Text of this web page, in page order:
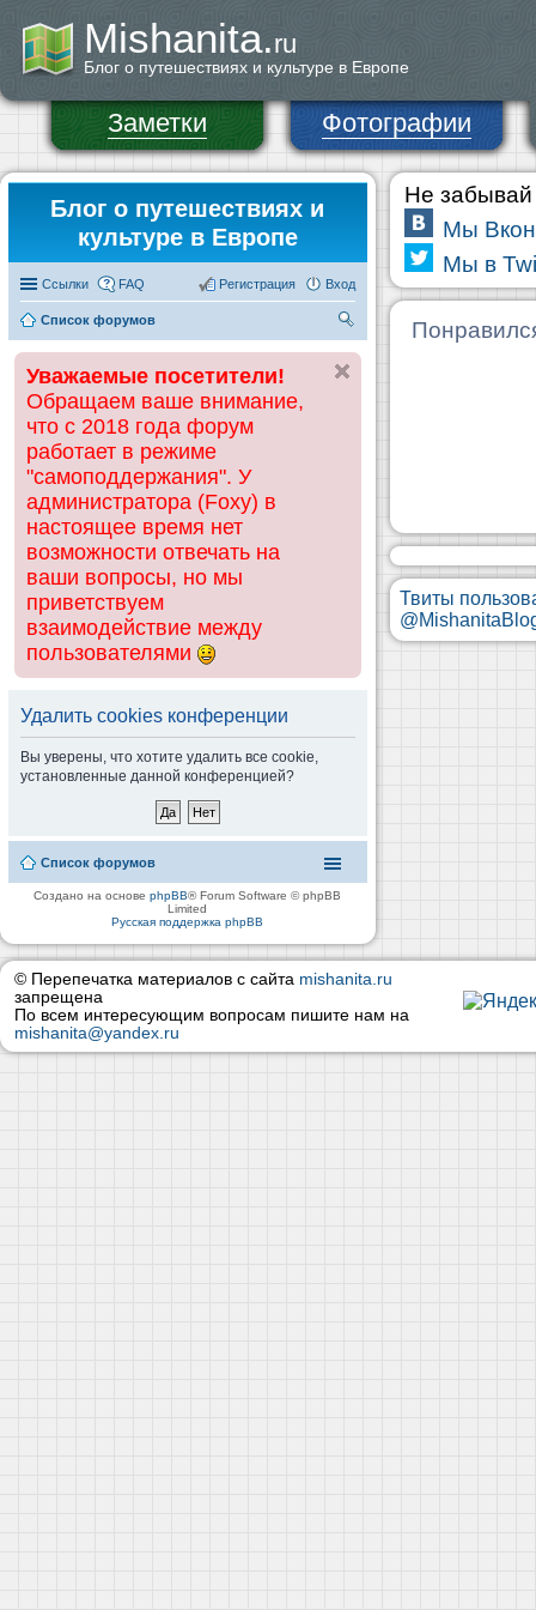
Mishanita.ru
Блог о путешествиях и культуре в Европе
Заметки Фотографии
Блог о путешествиях и
культуре в Европе
Ссылки FAQ Вход
Регистрация
Список форумов
ск
Уважаемые посетители!
Обращаем ваше внимание,
что с 2018 года форум
работает в режиме
"самоподдержания". У
администратора (Foxy) в
настоящее время нет
возможности отвечать на
ваши вопросы, но мы
приветствуем
взаимодействие между
пользователями
Удалить cookies конференции
Вы уверены, что хотите удалить все cookie,
установленные данной конференцией?
Список форумов
Создано на основеphpBB® Forum Software © phpBB
Limited
Русская поддержка phpBB
Не забывай
Мы
Мы в
Твиты
© Перепечатка материалов с сайта mishanita.ru
запрещена
По всем интересующим вопросам пишите нам на
mishanita@yandex.ru